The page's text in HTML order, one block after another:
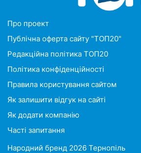
Про проект
Публічна оферта сайту "ТОП20"
Редакційна політика ТОП20
Політика конфіденційності
Правила користування сайтом
Як залишити відгук на сайті
Як додати компанію
Часті запитання
Народний бренд 2026 Тернопіль